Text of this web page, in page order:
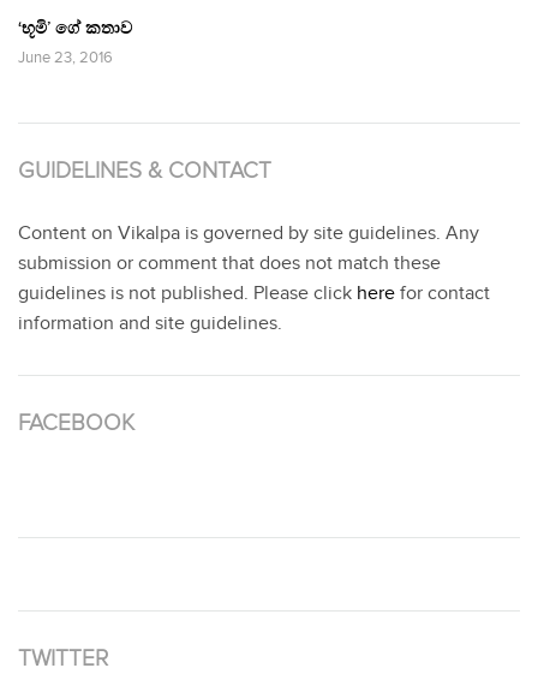
‘භූමි’ ගේ කතාව
June 23, 2016
GUIDELINES & CONTACT
Content on Vikalpa is governed by site guidelines. Any
submission or comment that does not match these
guidelines is not published. Please click here for contact
information and site guidelines.
FACEBOOK
TWITTER